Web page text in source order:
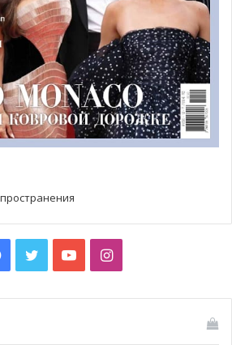
х — в 2000 году 210 тысяч
пройдет в Монако, принимают
Лариса Брохман, Роман
Ольга Ермолаева, Анатолий
Михаил Махович.
Вход бесплатный.
de la Quarantaine,
Facebook
TwitterYouTubeInstagram